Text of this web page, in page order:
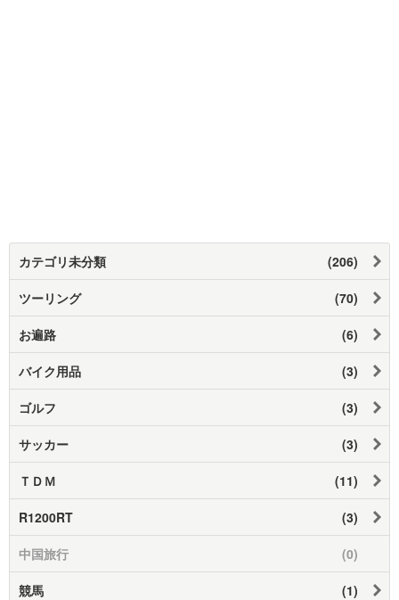
カテゴリ未分類 (206)
ツーリング (70)
お遍路 (6)
バイク用品 (3)
ゴルフ (3)
サッカー (3)
ＴＤＭ (11)
R1200RT (3)
中国旅行 (0)
競馬 (1)